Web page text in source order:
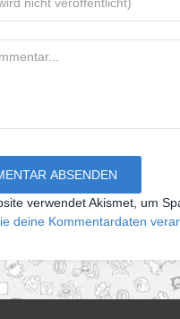
verwendet Akismet, um
deine Kommentardaten